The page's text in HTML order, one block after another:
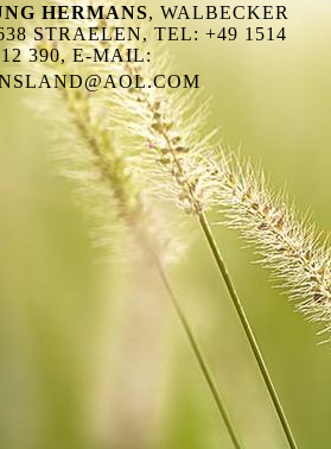
HERMANS, WALBECKER
STRAELEN, TEL: +49 1514 0
390, E-MAIL: H